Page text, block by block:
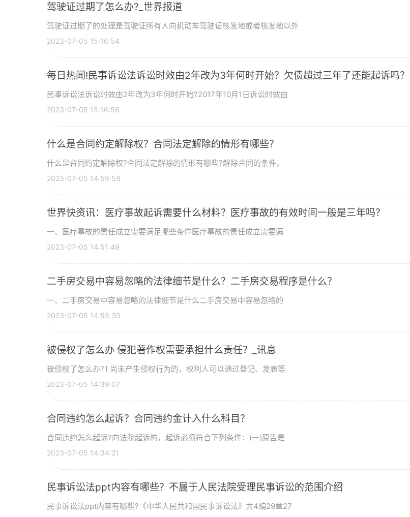
驾驶证过期了怎么办?_世界报道
驾驶证过期了的处理是驾驶证所有人向机动车驾驶证核发地或者核发地以外
2023-07-05 15:16:54
每日热闻!民事诉讼法诉讼时效由2年改为3年何时开始？欠债超过三年了还能起诉吗？
民事诉讼法诉讼时效由2年改为3年何时开始?2017年10月1日诉讼时效由
2023-07-05 15:16:56
什么是合同约定解除权？合同法定解除的情形有哪些？
什么是合同约定解除权?合同法定解除的情形有哪些?解除合同的条件，
2023-07-05 14:59:58
世界快资讯：医疗事故起诉需要什么材料？医疗事故的有效时间一般是三年吗？
一、医疗事故的责任成立需要满足哪些条件医疗事故的责任成立需要满
2023-07-05 14:51:49
二手房交易中容易忽略的法律细节是什么？二手房交易程序是什么？
一、二手房交易中容易忽略的法律细节是什么二手房交易中容易忽略的
2023-07-05 14:55:30
被侵权了怎么办 侵犯著作权需要承担什么责任？_讯息
被侵权了怎么办?1 尚未产生侵权行为的，权利人可以通过登记、发表等
2023-07-05 14:39:07
合同违约怎么起诉？合同违约金计入什么科目？
合同违约怎么起诉?向法院起诉的，起诉必须符合下列条件：(一)原告是
2023-07-05 14:34:21
民事诉讼法ppt内容有哪些？不属于人民法院受理民事诉讼的范围介绍
民事诉讼法ppt内容有哪些?《中华人民共和国民事诉讼法》共4编29章27